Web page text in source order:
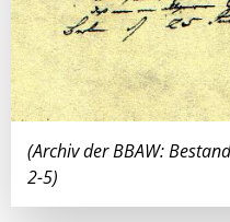
(Archiv der BBAW:
2-5)